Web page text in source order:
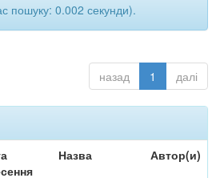
пошуку: 0.002 секунди).
назад 1 далі
Назва Автор(и)